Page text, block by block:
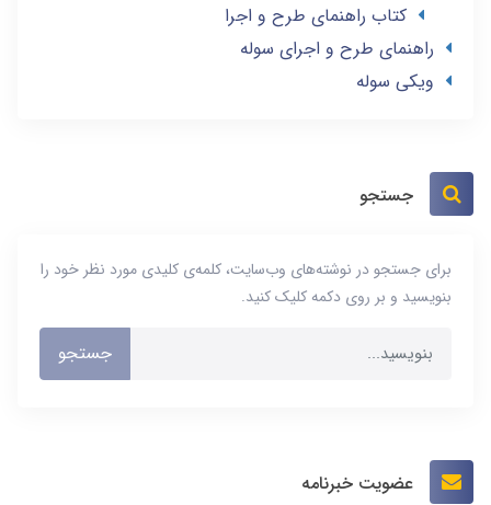
کتاب راهنمای طرح و اجرا
راهنمای طرح و اجرای سوله
ویکی سوله
جستجو
برای جستجو در نوشته‌های وب‌سایت، کلمه‌ی کلیدی مورد نظر خود را
بنویسید و بر روی دکمه کلیک کنید.
جستجو
عضویت خبرنامه